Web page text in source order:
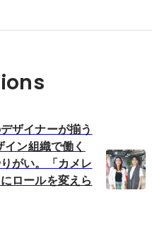
ザイナーが揃う
ン組織で働く
がい。「カメレ
ロールを変えら